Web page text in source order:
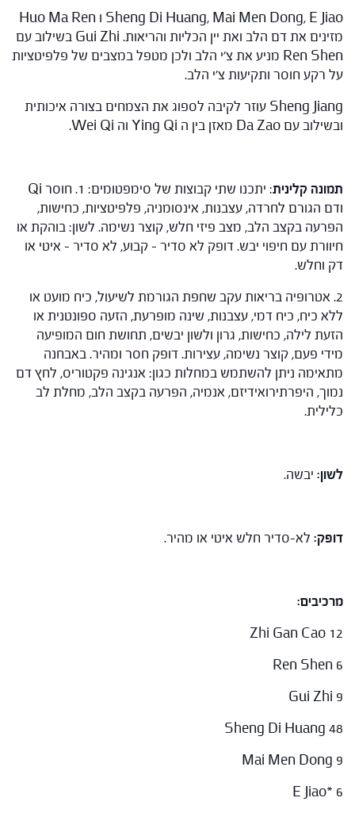
Sheng Di Huang, Mai Men Dong, E Jiao ו Huo Ma Ren
מזינים את דם הלב ואת יין הכליות והריאות. Gui Zhi בשילוב עם
Ren Shen מניע את צ'י הלב ולכן מטפל במצבים של פלפיטציות
על רקע חוסר ותקיעות צ'י הלב.
Sheng Jiang עוזר לקיבה לספוג את הצמחים בצורה איכותית
ובשילוב עם Da Zao מאזן בין ה Ying Qi וה Wei Qi.
תמונה קלינית
: יתכנו שתי קבוצות של סימפטומים: 1. חוסר Qi
ודם הגורם לחרדה, עצבנות, אינסומניה, פלפיטציות, כחישות,
הפרעה בקצב הלב, מצב פיזי חלש, קוצר נשימה. לשון: בוהקת או
חיוורת עם חיפוי יבש. דופק לא סדיר – קבוע, לא סדיר – איטי או
דק וחלש.
2. אטרופיה בריאות עקב שחפת הגורמת לשיעול, כיח מועט או
ללא כיח, כיח דמי, עצבנות, שינה מופרעת, הזעה ספונטנית או
הזעת לילה, כחישות, גרון ולשון יבשים, תחושת חום המופיעה
מידי פעם, קוצר נשימה, עצירות. דופק חסר ומהיר. באבחנה
מתאימה ניתן להשתמש במחלות כגון: אנגינה פקטוריס, לחץ דם
נמוך, היפרתירואידיזם, אנמיה, הפרעה בקצב הלב, מחלת לב
כלילית.
לשון: יבשה.
דופק: לא-סדיר חלש איטי או מהיר.
מרכיבים:
Zhi Gan Cao 12
Ren Shen 6
Gui Zhi 9
Sheng Di Huang 48
Mai Men Dong 9
E Jiao* 6